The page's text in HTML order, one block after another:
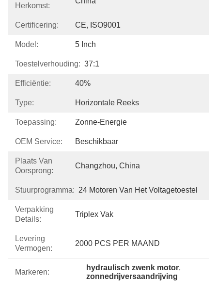
Herkomst:
Certificering: CE, ISO9001
Model: 5 Inch
Toestelverhouding: 37:1
Efficiëntie: 40%
Type: Horizontale Reeks
Toepassing: Zonne-Energie
OEM Service: Beschikbaar
Plaats Van
Oorsprong:
Changzhou, China
Stuurprogramma: 24 Motoren Van Het Voltagetoestel
Verpakking
Details:
Triplex Vak
Levering
Vermogen:
2000 PCS PER MAAND
Markeren:
hydraulisch zwenk motor,
zonnedrijversaandrijving